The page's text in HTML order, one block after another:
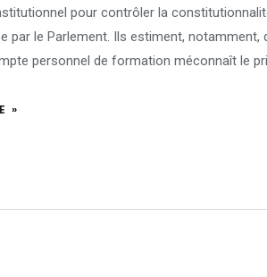
pour contrôler la
par le Parlement. Ils estiment, notamment,
personnel de formation méconnaît le
»